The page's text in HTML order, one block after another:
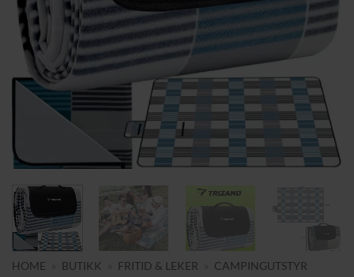
HOME BUTIKK FRITID & LEKER CAMPINGUTSTYR